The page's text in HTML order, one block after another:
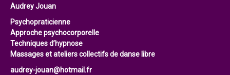
Audrey Jouan
Psychopraticienne
Approche psychocorporelle
Techniques d’hypnose
Massages et ateliers collectifs de danse libre
audrey-jouan@hotmail.fr